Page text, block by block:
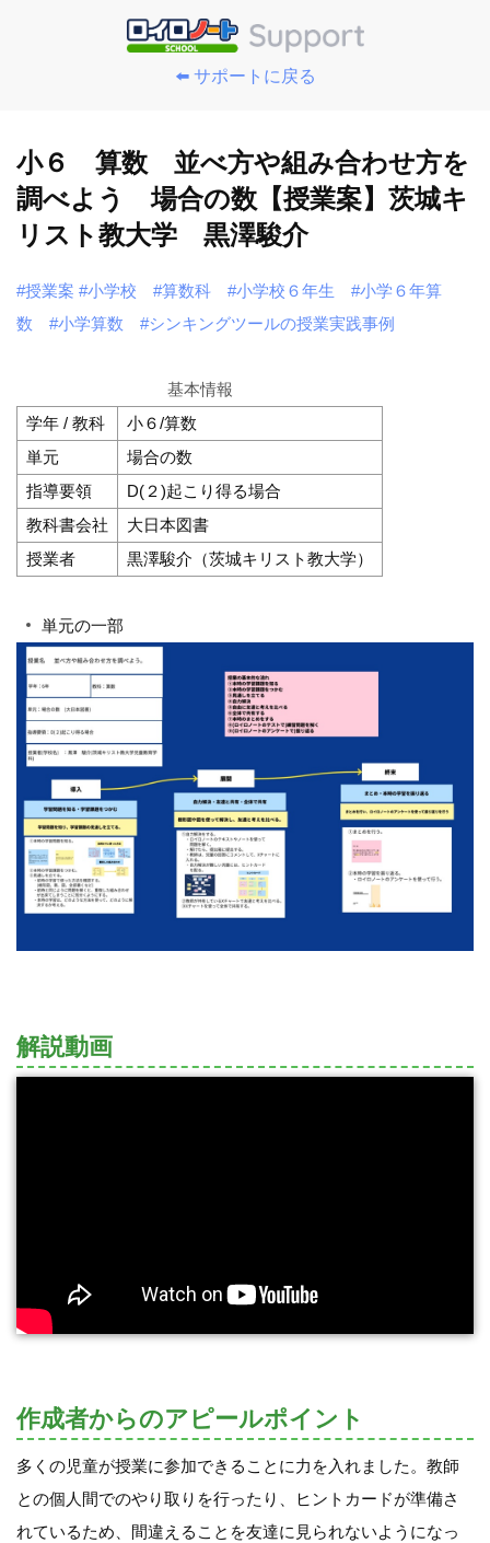
⬅️ サポートに戻る
小６ 算数 並べ方や組み合わせ方を
調べよう 場合の数【授業案】茨城キ
リスト教大学 黒澤駿介
#授業案 #小学校 #算数科 #小学校６年生
#小学６年算
数
#小学算数 #シンキングツールの授業実践事例
基本情報
学年 / 教科
小６/算数
単元
場合の数
指導要領
D(２)起こり得る場合
教科書会社
大日本図書
授業者
黒澤駿介（茨城キリスト教大学）
単元の一部
解説動画
作成者からのアピールポイント
多くの児童が授業に参加できることに力を入れました。教師
との個人間でのやり取りを行ったり、ヒントカードが準備さ
れているため、間違えることを友達に見られないようになっ